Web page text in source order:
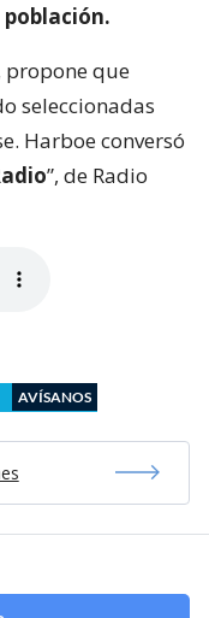
propone que
seleccionadas
Harboe conversó
”, de Radio
AVÍSANOS